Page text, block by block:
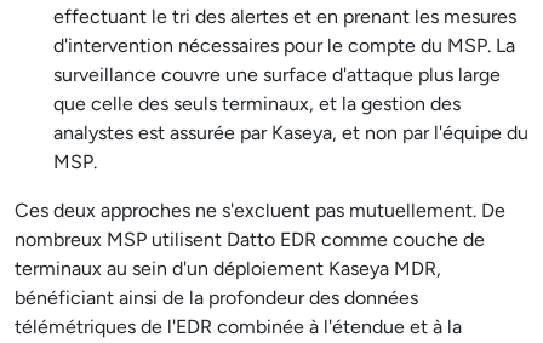
effectuant le tri des alertes et en prenant les mesures
d'intervention nécessaires pour le compte du MSP. La
surveillance couvre une surface d'attaque plus large
que celle des seuls terminaux, et la gestion des
analystes est assurée par Kaseya, et non par l'équipe du
MSP.
Ces deux approches ne s'excluent pas mutuellement. De
nombreux MSP utilisent Datto EDR comme couche de
terminaux au sein d'un déploiement Kaseya MDR,
bénéficiant ainsi de la profondeur des données
télémétriques de l'EDR combinée à l'étendue et à la